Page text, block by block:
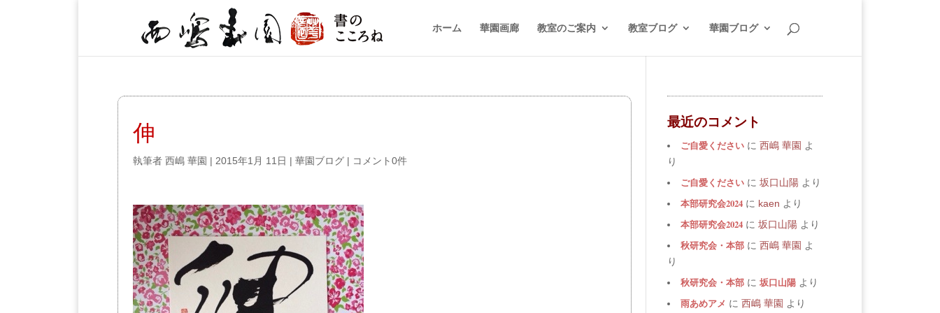
ホーム 華園画廊 教室のご案内 教室ブログ 華園ブログ
伸
執筆者 西嶋 華園 | 2015年1月 11日 | 華園ブログ | コメント0件
最近のコメント
ご自愛ください に 西嶋 華園 よ
り
ご自愛ください に 坂口山陽 より
本部研究会2024 に kaen より
本部研究会2024 に 坂口山陽 より
秋研究会・本部 に 西嶋 華園 よ
り
秋研究会・本部 に 坂口山陽 より
雨あめアメ に 西嶋 華園 より